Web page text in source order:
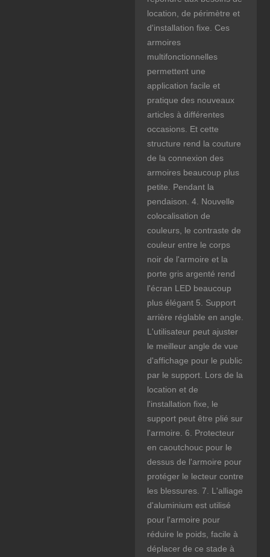
location, de périmètre et
d'installation fixe. Ces
armoires
multifonctionnelles
permettent une
application facile et
pratique des nouveaux
articles à différentes
occasions. Et cette
structure rend la couture
de la connexion des
armoires beaucoup plus
petite. Pendant la
pendaison. 4. Nouvelle
colocalisation de
couleurs, le contraste de
couleur entre le corps
noir de l'armoire et la
porte gris argenté rend
l'écran LED beaucoup
plus élégant 5. Support
arrière réglable en angle.
L'utilisateur peut ajuster
le meilleur angle de vue
d'affichage pour le public
par le support. Lors de la
location et de
l'installation fixe, le
support peut être plié sur
l'armoire. 6. Protecteur
en caoutchouc pour le
dessus de l'armoire pour
protéger le lecteur contre
les blessures. 7. L'alliage
d'aluminium est utilisé
pour l'armoire pour
réduire le poids, facile à
déplacer de ce stade à